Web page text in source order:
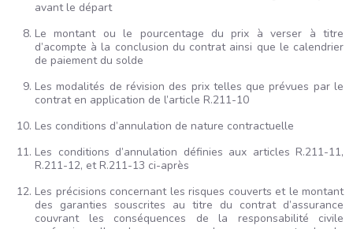
avant le départ
Le montant ou le pourcentage du prix à verser à titre
d’acompte à la conclusion du contrat ainsi que le calendrier
de paiement du solde
Les modalités de révision des prix telles que prévues par le
contrat en application de l’article R.211-10
Les conditions d’annulation de nature contractuelle
Les conditions d’annulation définies aux articles R.211-11,
R.211-12, et R.211-13 ci-après
Les précisions concernant les risques couverts et le montant
des garanties souscrites au titre du contrat d’assurance
couvrant les conséquences de la responsabilité civile